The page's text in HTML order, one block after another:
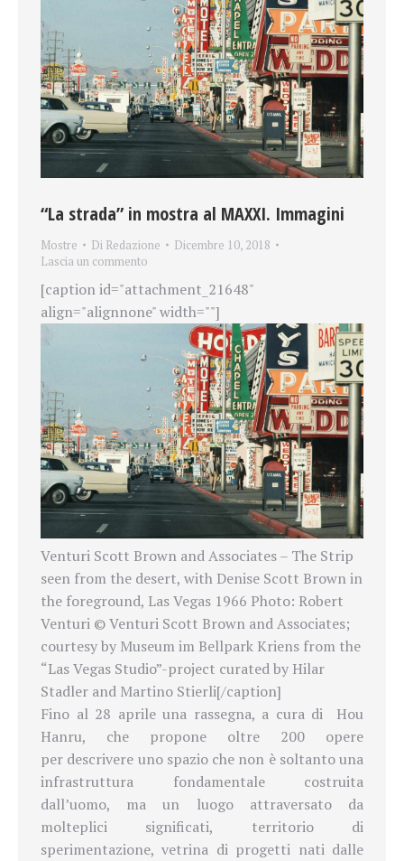
“La strada” in mostra al MAXXI. Immagini
Mostre Di Redazione
Dicembre 10, 2018
Lascia un commento
[caption id="attachment_21648"
align="alignnone" width=""]
Venturi Scott Brown and Associates – The Strip
seen from the desert, with Denise Scott Brown in
the foreground, Las Vegas 1966 Photo: Robert
Venturi © Venturi Scott Brown and Associates;
courtesy by Museum im Bellpark Kriens from the
“Las Vegas Studio”-project curated by Hilar
Stadler and Martino Stierli[/caption]
Fino al 28 aprile una rassegna, a cura di Hou
Hanru, che propone oltre 200 opere
per descrivere uno spazio che non è soltanto una
infrastruttura fondamentale costruita
dall’uomo, ma un luogo attraversato da
molteplici significati, territorio di
sperimentazione, vetrina di progetti nati dalle